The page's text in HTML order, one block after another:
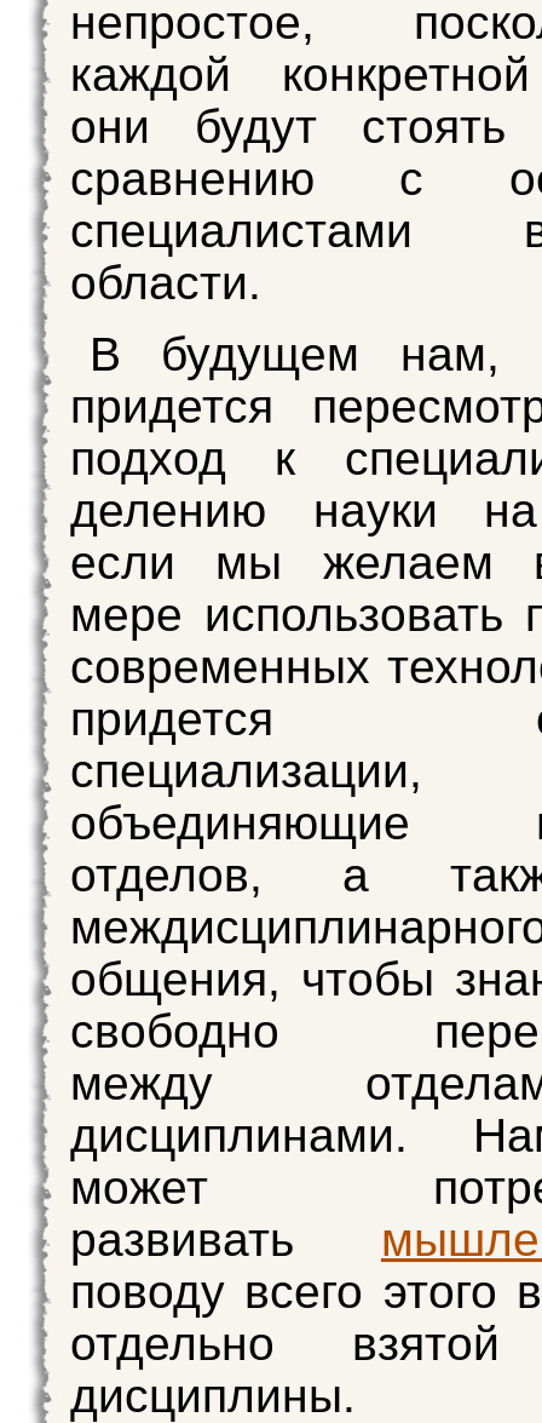
непростое,
каждой
они будут
сравнению с
области.
В будущем нам,
придется
подход к
делению науки
если мы желаем
мере использовать
современных
придется
специализации,
объединяющие
отделов, а
общения, чтобы
свободно
между
дисциплинами.
может
развивать
поводу всего этого
отдельно взятой
дисциплины.